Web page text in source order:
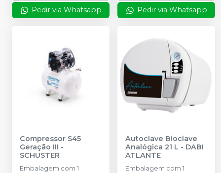
supragengival).
Pedir via Whatsapp
supragengival).
Pedir via Whatsapp
Compressor S45
Geração III -
SCHUSTER
Embalagem com 1
Autoclave Bioclave
Analógica 21 L - DABI
ATLANTE
Embalagem com 1